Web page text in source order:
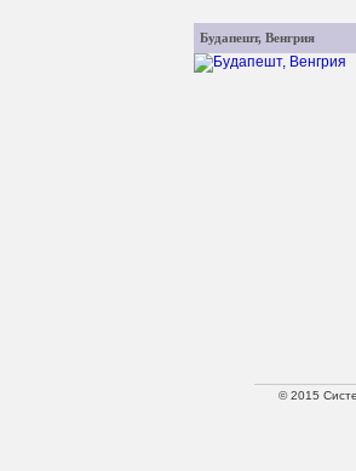
Будапешт, Венгрия
© 2015